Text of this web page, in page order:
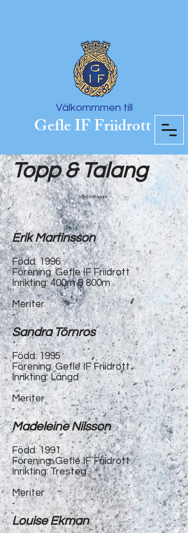
Välkommmen till
Gefle IF Friidrott
Topp & Talang
Våra deltagare
Erik Martinsson
Född: 1996
Förening: Gefle IF Friidrott
Inrikting: 400m & 800m
Meriter
-
Sandra Törnros
Född: 1995
Förening: Gefle IF Friidrott
Inrikting: Längd
Meriter
-
Madeleine Nilsson
Född: 1991
Förening: Gefle IF Friidrott
Inrikting: Tresteg
Meriter
-
Louise Ekman